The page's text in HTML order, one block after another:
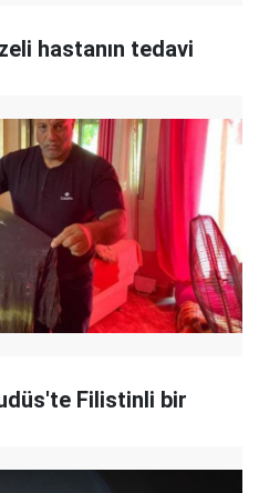
hastanın tedavi
Filistinli bir